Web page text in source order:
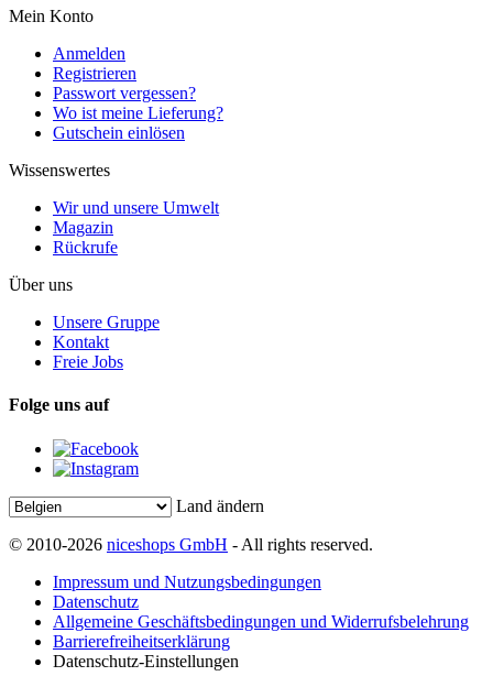
Mein Konto
Anmelden
Registrieren
Passwort vergessen?
Wo ist meine Lieferung?
Gutschein einlösen
Wissenswertes
Wir und unsere Umwelt
Magazin
Rückrufe
Über uns
Unsere Gruppe
Kontakt
Freie Jobs
Folge uns auf
Land ändern
© 2010-2026 niceshops GmbH - All rights reserved.
Impressum und Nutzungsbedingungen
Datenschutz
Allgemeine Geschäftsbedingungen und Widerrufsbelehrung
Barrierefreiheitserklärung
Datenschutz-Einstellungen